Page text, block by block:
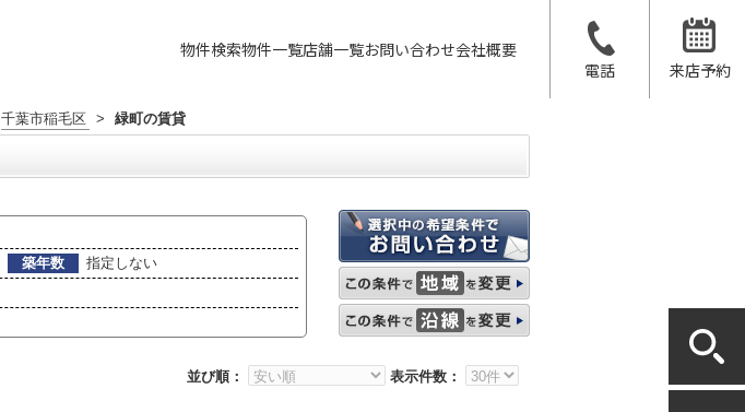
物件検索物件一覧店舗一覧お問い合わせ会社概要
電話
来店予約
千葉市稲毛区 > 緑町の賃貸
築年数
指定しない
並び順： 表示件数：